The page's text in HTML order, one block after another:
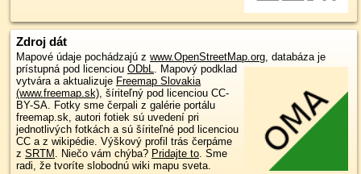
Zdroj dát
Mapové údaje pochádzajú z www.OpenStreetMap.org, databáza je
prístupná pod licenciou ODbL. Mapový podklad
vytvára a aktualizuje Freemap Slovakia
(www.freemap.sk), šíriteľný pod licenciou CC-
BY-SA. Fotky sme čerpali z galérie portálu
freemap.sk, autori fotiek sú uvedení pri
jednotlivých fotkách a sú šíriteľné pod licenciou
CC a z wikipédie. Výškový profil trás čerpáme
z SRTM . Niečo vám chýba? Pridajte to. Sme
radi, že tvoríte slobodnú wiki mapu sveta.